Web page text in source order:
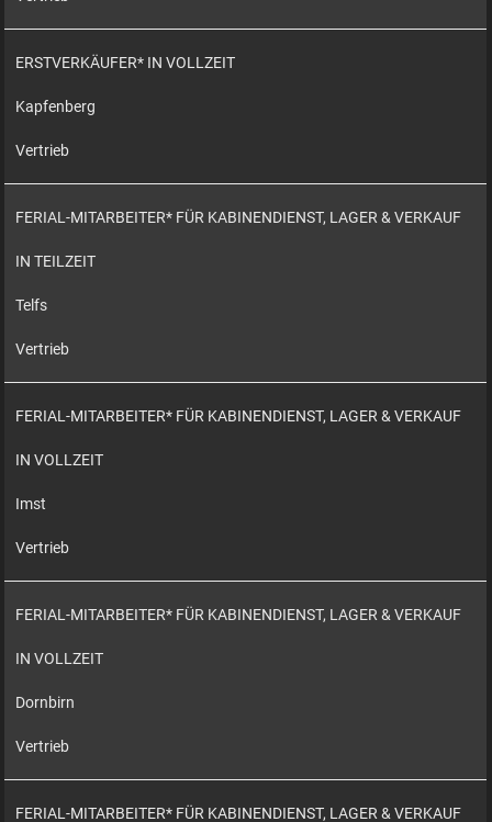
ERSTVERKÄUFER* IN VOLLZEIT
Kapfenberg
Vertrieb
FERIAL-MITARBEITER* FÜR KABINENDIENST, LAGER & VERKAUF
IN TEILZEIT
Telfs
Vertrieb
FERIAL-MITARBEITER* FÜR KABINENDIENST, LAGER & VERKAUF
IN VOLLZEIT
Imst
Vertrieb
FERIAL-MITARBEITER* FÜR KABINENDIENST, LAGER & VERKAUF
IN VOLLZEIT
Dornbirn
Vertrieb
FERIAL-MITARBEITER* FÜR KABINENDIENST, LAGER & VERKAUF